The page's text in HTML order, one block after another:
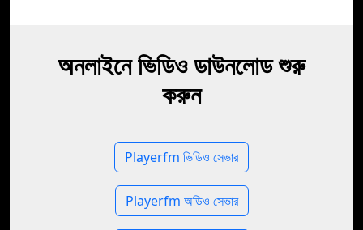
অনলাইনে ভিডিও ডাউনলোড শুরু
করুন
Playerfm ভিডিও সেভার
Playerfm অডিও সেভার